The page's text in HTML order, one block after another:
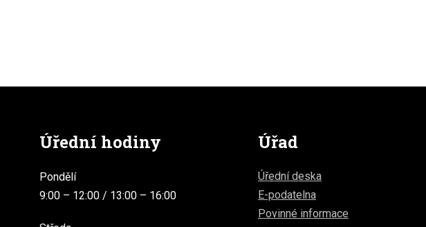
Úřední hodiny
Pondělí
9:00 – 12:00 / 13:00 – 16:00
Úřad
Úřední deska
E-podatelna
Povinné informace